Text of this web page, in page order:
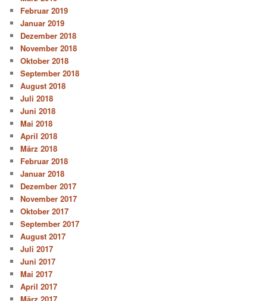
Februar 2019
Januar 2019
Dezember 2018
November 2018
Oktober 2018
September 2018
August 2018
Juli 2018
Juni 2018
Mai 2018
April 2018
März 2018
Februar 2018
Januar 2018
Dezember 2017
November 2017
Oktober 2017
September 2017
August 2017
Juli 2017
Juni 2017
Mai 2017
April 2017